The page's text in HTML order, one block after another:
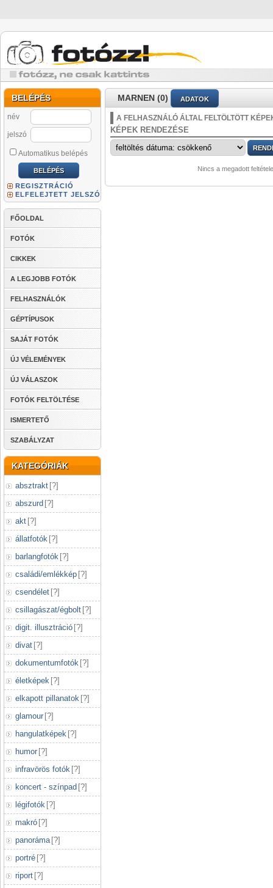
BELÉPÉS
név
jelszó
Automatikus belépés
REGISZTRÁCIÓ
ELFELEJTETT JELSZÓ
FŐOLDAL
FOTÓK
CIKKEK
A LEGJOBB FOTÓK
FELHASZNÁLÓK
GÉPTÍPUSOK
SAJÁT FOTÓK
ÚJ VÉLEMÉNYEK
ÚJ VÁLASZOK
FOTÓK FELTÖLTÉSE
ISMERTETŐ
SZABÁLYZAT
KATEGÓRIÁK
absztrakt [?]
abszurd [?]
akt [?]
állatfotók [?]
barlangfotók [?]
családi/emlékkép [?]
csendélet [?]
csillagászat/égbolt [?]
digit. illusztráció [?]
divat [?]
dokumentumfotók [?]
életképek [?]
elkapott pillanatok [?]
glamour [?]
hangulatképek [?]
humor [?]
infravörös fotók [?]
koncert - színpad [?]
légifotók [?]
makró [?]
panoráma [?]
portré [?]
riport [?]
MARNEN (0) ADATOK
A FELHASZNÁLÓ ÁLTAL FELTÖLTÖTT
KÉPEK RENDEZÉSE
Nincs a megadott